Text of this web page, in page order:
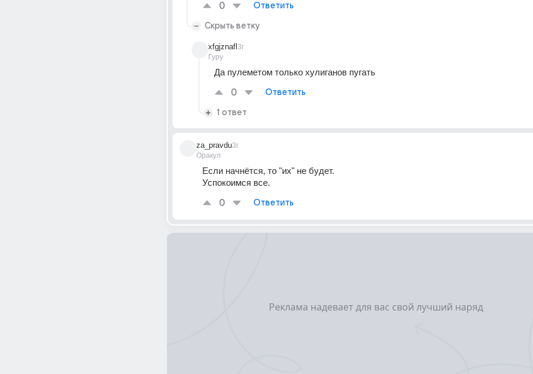
0 Ответить
Скрыть ветку
xfgjznafl
Гуру
3г
Да пулеметом только хулиганов пугать
0 Ответить
1 ответ
za_pravdu
Оракул
3г
Если начнётся, то "их" не будет.
Успокоимся все.
0 Ответить